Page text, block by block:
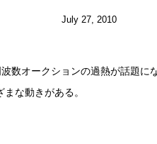
July 27, 2010
数オークションの過熱が話題に
な動きがある。